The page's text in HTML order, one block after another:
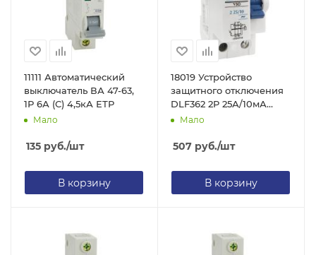
11111 Автоматический
выключатель ВА 47-63,
1Р 6А (С) 4,5кА ЕТР
Мало
135 руб./шт
В корзину
18019 Устройство
защитного отключения
DLF362 2P 25А/10мА
(электронное) ЕТР
Мало
507 руб./шт
В корзину